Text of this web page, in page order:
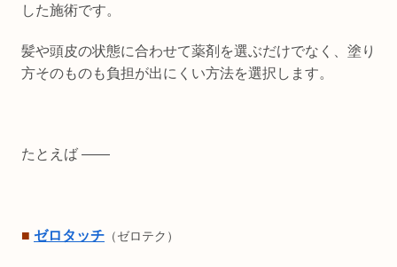
した施術です。
髪や頭皮の状態に合わせて薬剤を選ぶだけでなく、塗り
方そのものも負担が出にくい方法を選択します。
たとえば ――
■ ゼロタッチ （ゼロテク）